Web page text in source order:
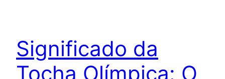
Significado da
Tocha Olímpica: O